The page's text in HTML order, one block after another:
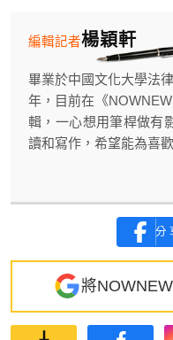
楊穎軒
編輯記者
畢業於中國文化大學法
年，目前在《
輯，一心想用筆桿做有
讀和寫作，希望能為喜
分
將